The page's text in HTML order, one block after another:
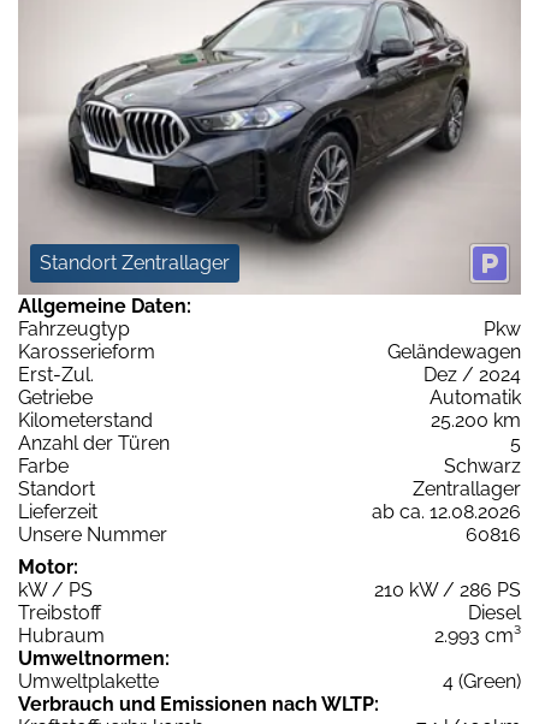
Standort Zentrallager
Allgemeine Daten:
Fahrzeugtyp
Pkw
Karosserieform
Geländewagen
Erst-Zul.
Dez / 2024
Getriebe
Automatik
Kilometerstand
25.200 km
Anzahl der Türen
5
Farbe
Schwarz
Standort
Zentrallager
Lieferzeit
ab ca. 12.08.2026
Unsere Nummer
60816
Motor:
kW / PS
210 kW / 286 PS
Treibstoff
Diesel
Hubraum
2.993 cm³
Umweltnormen:
Umweltplakette
4 (Green)
Verbrauch und Emissionen nach WLTP: